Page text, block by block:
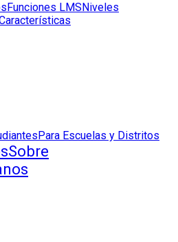
Funciones LMSNiveles
Para Escuelas y Distritos
Sobre